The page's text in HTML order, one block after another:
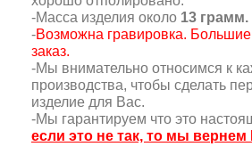
-Масса изделия около 13 грамм.
-Возможна гравировка.
заказ.
-Мы внимательно относимся к
производства, чтобы сделать
изделие для Вас.
-Мы гарантируем что это
если это не так, то мы